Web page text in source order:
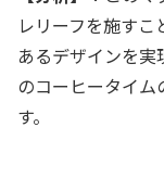
レリーフを施す
あるデザインを
のコーヒータイム
す。